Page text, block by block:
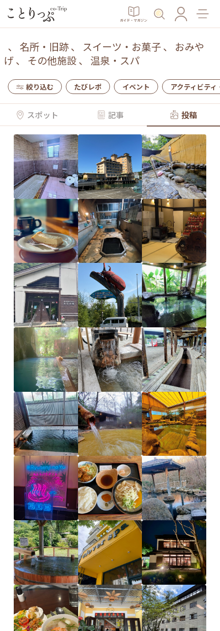
ガイド・マガジン
、 名所・旧跡、 スイーツ・お菓子、 おみや
げ 、 その他施設、 温泉・スパ
絞り込む たびレポ イベント アクティビティ
スポット 記事 投稿